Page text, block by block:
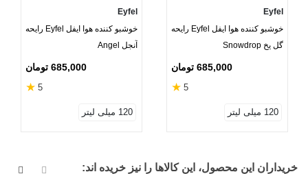
Eyfel
خوشبو کننده هوا ایفل Eyfel رایحه
گل یخ Snowdrop
685,000 تومان
5
★
120 میلی لیتر
Eyfel
خوشبو کننده هوا ایفل Eyfel رایحه
آنجل Angel
685,000 تومان
5
★
120 میلی لیتر
خریداران این محصول، این کالاها را نیز خریده اند: